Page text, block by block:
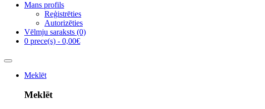
Mans profils
Reģistrēties
Autorizēties
Vēlmju saraksts (0)
0 prece(s) - 0,00€
Meklēt
Meklēt